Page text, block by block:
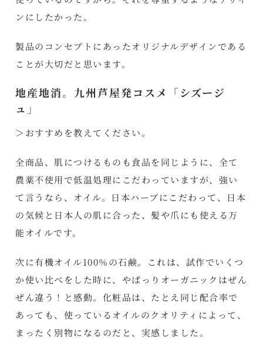
ンにしたかった。
製品のコンセプトにあったオリジナルデザインである
ことが大切だと思います。
地産地消。九州芦屋発コスメ「シズージ
ュ」
＞おすすめを教えてください。
全商品、肌につけるものも食品を同じように、全て
農薬不使用で低温処理にこだわっていますが、強い
て言うなら、オイル。日本ハーブにこだわって、日本
の気候と日本人の肌に合った、髪や爪にも使える万
能オイルです。
次に有機オイル100％の石鹸。これは、試作でいくつ
か使い比べをした時に、やぱっりオーガニックはぜん
ぜん違う！と感動。化粧品は、たとえ同じ配合率で
あっても、使っているオイルのクオリティによって、
まったく別物になるのだと、実感しました。